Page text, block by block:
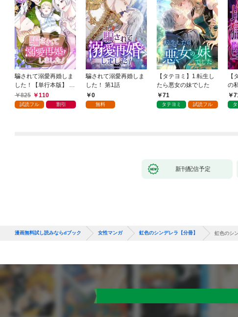
騙されて溺愛再婚しま
した！【単行本版】 1
巻825 110
試読フル 割引
騙されて溺愛再婚しま
した！ 第1話
0
無料
【タテヨミ】1.転生し
たら悪女の妹でした
71
タテヨミ 試読フル
【
の
新刊配信予定
漫画無料試し読みならdブック 女性マンガ 虹色のシンデレラ【分冊】 虹色のシ